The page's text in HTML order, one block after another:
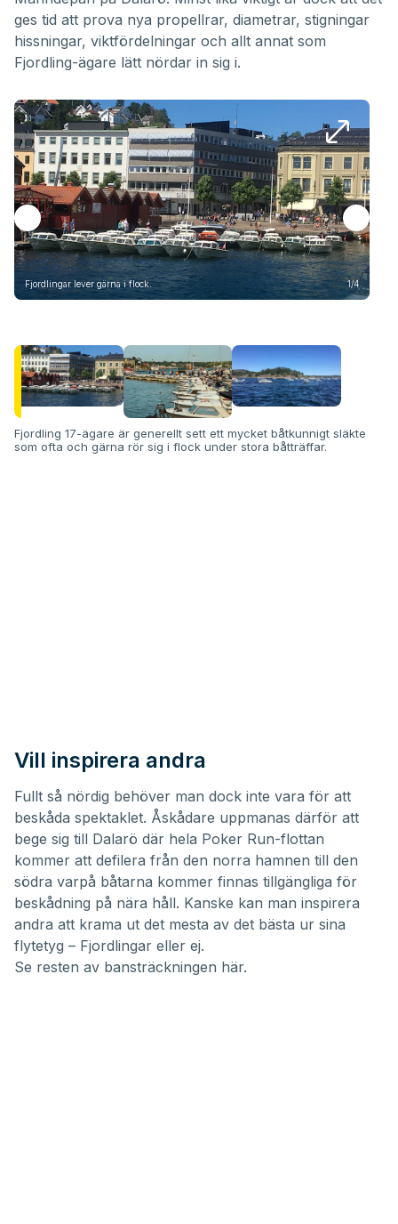
ges tid att prova nya propellrar, diametrar, stigningar
hissningar, viktfördelningar och allt annat som
Fjordling-ägare lätt nördar in sig i.
Fjordlingar lever gärna i flock. 1/4
Fjordling 17-ägare är generellt sett ett mycket båtkunnigt släkte
som ofta och gärna rör sig i flock under stora båtträffar.
Vill inspirera andra
Fullt så nördig behöver man dock inte vara för att
beskåda spektaklet. Åskådare uppmanas därför att
bege sig till Dalarö där hela Poker Run-flottan
kommer att defilera från den norra hamnen till den
södra varpå båtarna kommer finnas tillgängliga för
beskådning på nära håll. Kanske kan man inspirera
andra att krama ut det mesta av det bästa ur sina
flytetyg – Fjordlingar eller ej.
Se resten av bansträckningen här.